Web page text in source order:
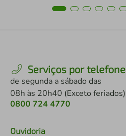
Serviços por telefone
de segunda a sábado das
08h às 20h40 (Exceto feriados)
0800 724 4770
Ouvidoria